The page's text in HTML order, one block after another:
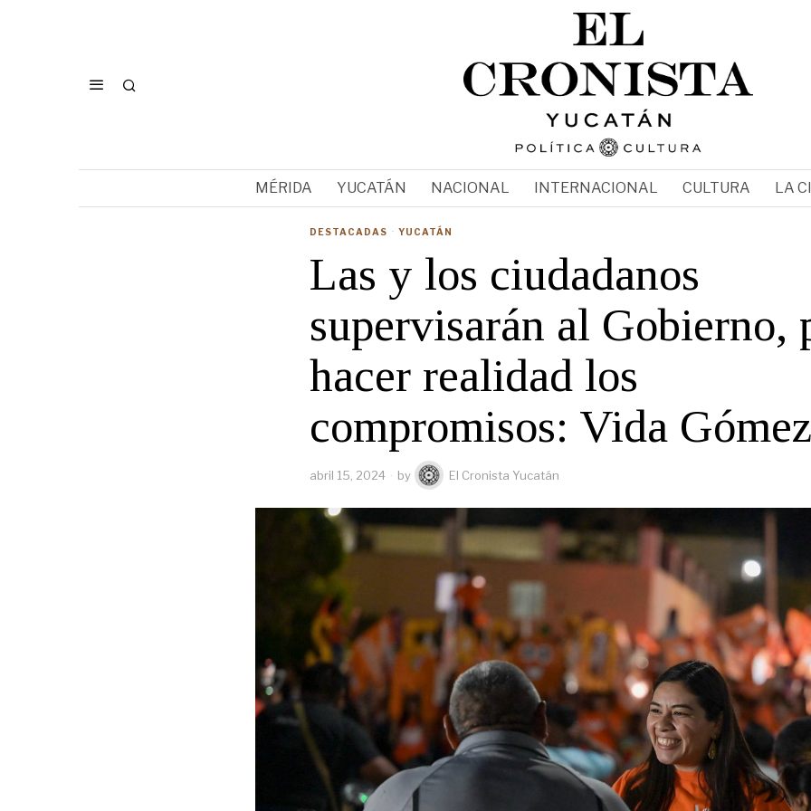
MÉRIDA YUCATÁN NACIONAL INTERNACIONAL CULTURA LA
DESTACADAS · YUCATÁN
Las y los ciudadanos
supervisarán al Gobierno,
hacer realidad los
compromisos: Vida Gómez
abril 15, 2024 by El Cronista Yucatán